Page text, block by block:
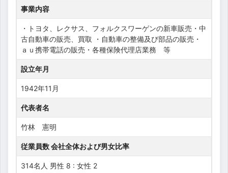
事業内容
・トヨタ、レクサス、フォルクスワーゲンの新車販売・中
古自動車の販売、買取 ・自動車の整備及び部品の販売・
ａｕ携帯電話の販売・各種保険代理店業務 等
設立年月
1942年11月
代表者名
竹林 憲明
従業員数 会社全体および男女比率
314名人 男性 8 : 女性 2